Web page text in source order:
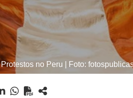
Protestos no Peru | Foto: